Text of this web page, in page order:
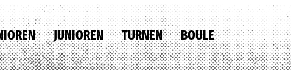
JUNIOREN TURNEN BOULE